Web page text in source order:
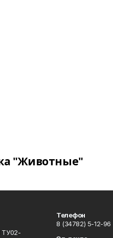
"Животные"
ТУ02-
Телефон
8 (34782) 5-12-96